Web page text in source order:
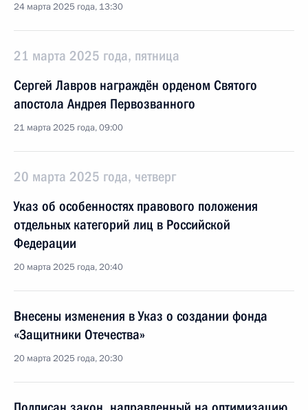
24 марта 2025 года, 13:30
21 марта 2025 года, пятница
Сергей Лавров награждён орденом Святого
апостола Андрея Первозванного
21 марта 2025 года, 09:00
20 марта 2025 года, четверг
Указ об особенностях правового положения
отдельных категорий лиц в Российской
Федерации
20 марта 2025 года, 20:40
Внесены изменения в Указ о создании фонда
«Защитники Отечества»
20 марта 2025 года, 20:30